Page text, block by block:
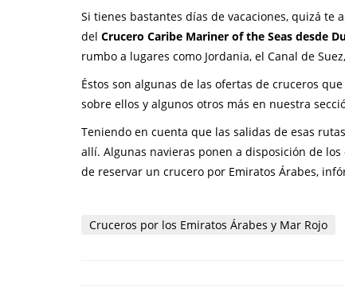
Si tienes bastantes días de vacaciones, quizá te
del Crucero Caribe Mariner of the Seas desde
rumbo a lugares como Jordania, el Canal de
Éstos son algunas de las ofertas de cruceros
sobre ellos y algunos otros más en nuestra
Teniendo en cuenta que las salidas de esas
allí. Algunas navieras ponen a disposición de
de reservar un crucero por Emiratos Árabes,
Cruceros por los Emiratos Árabes y Mar Rojo